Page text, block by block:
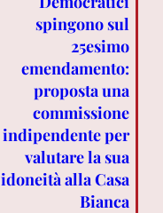
spingono sul
25esimo
emendamento:
proposta una
commissione
indipendente per
valutare la sua
idoneità alla Casa
Bianca